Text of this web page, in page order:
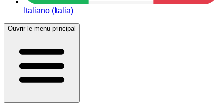
Italiano (Italia)
Ouvrir le menu principal